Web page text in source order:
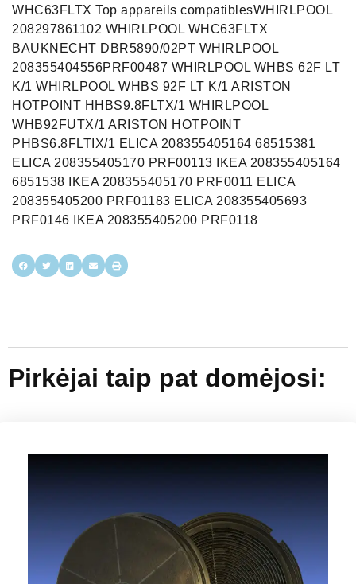
WHC63FLTX Top appareils compatiblesWHIRLPOOL
208297861102 WHIRLPOOL WHC63FLTX
BAUKNECHT DBR5890/02PT WHIRLPOOL
208355404556PRF00487 WHIRLPOOL WHBS 62F LT
K/1 WHIRLPOOL WHBS 92F LT K/1 ARISTON
HOTPOINT HHBS9.8FLTX/1 WHIRLPOOL
WHB92FUTX/1 ARISTON HOTPOINT
PHBS6.8FLTIX/1 ELICA 208355405164 68515381
ELICA 208355405170 PRF00113 IKEA 208355405164
6851538 IKEA 208355405170 PRF0011 ELICA
208355405200 PRF01183 ELICA 208355405693
PRF0146 IKEA 208355405200 PRF0118
Pirkėjai taip pat domėjosi: